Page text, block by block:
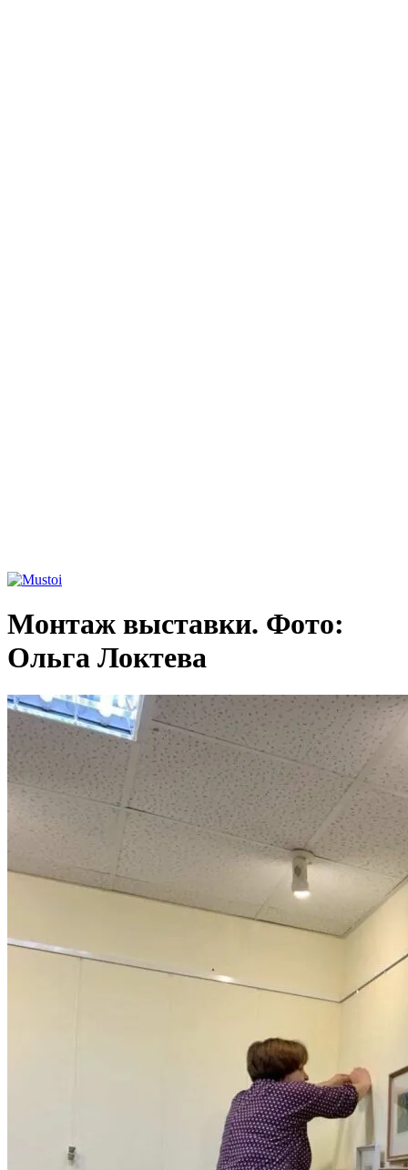
Монтаж выставки. Фото:
Ольга Локтева